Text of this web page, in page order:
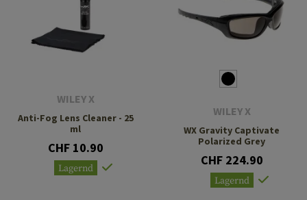
WILEY X
Anti-Fog Lens Cleaner - 25
ml
CHF 10.90
Lagernd
WILEY X
WX Gravity Captivate
Polarized Grey
CHF 224.90
Lagernd